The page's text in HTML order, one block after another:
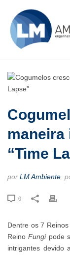
maneira
“Time
por LM Ambiente
0
Dentre os 7
ReinoFungipode
intrigantes devido